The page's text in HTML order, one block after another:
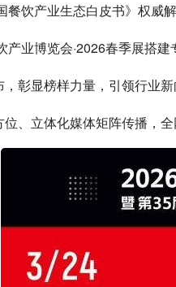
餐饮产业生态白皮书》权威
产业博览会·2026春季展搭建
彰显榜样力量，引领行业新
、立体化媒体矩阵传播，全